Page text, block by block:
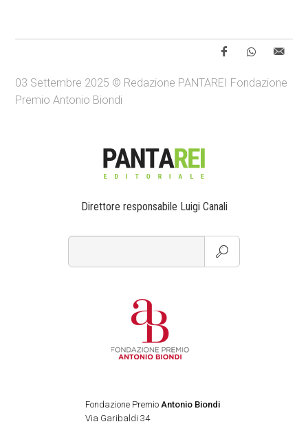
03 Settembre 2025 © Redazione PANTAREI Fondazione
Premio Antonio Biondi
Direttore responsabile Luigi Canali
Fondazione PremioAntonio Biondi
Via Garibaldi 34